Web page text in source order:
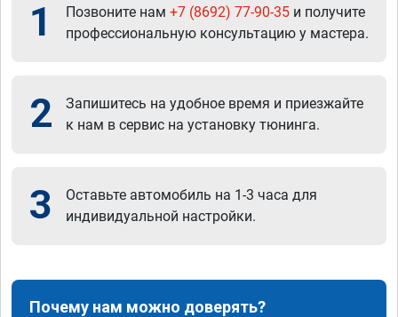
1 Позвоните нам +7 (8692) 77-90-35 и получите
профессиональную консультацию у мастера.
2
Запишитесь на удобное время и приезжайте
к нам в сервис на установку тюнинга.
3
Оставьте автомобиль на 1-3 часа для
индивидуальной настройки.
Почему нам можно доверять?